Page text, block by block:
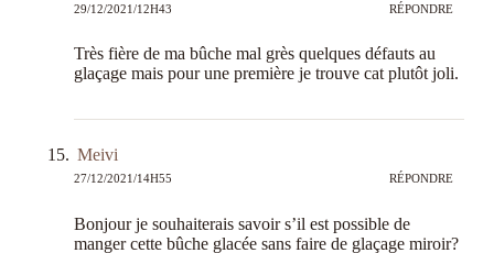
29/12/2021/12H43 RÉPONDRE
Très fière de ma bûche mal grès quelques défauts au
glaçage mais pour une première je trouve cat plutôt joli.
Meivi
27/12/2021/14H55 RÉPONDRE
Bonjour je souhaiterais savoir s’il est possible de
manger cette bûche glacée sans faire de glaçage miroir?